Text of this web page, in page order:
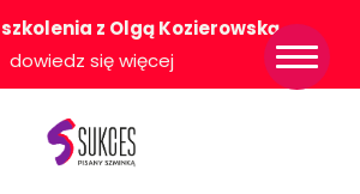
z Olgą Kozierowską-
dowiedz się więcej